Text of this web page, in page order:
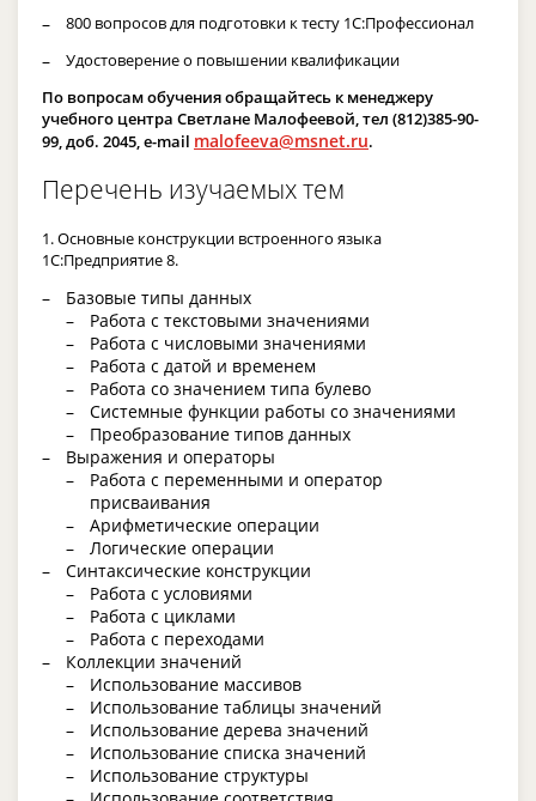
800 вопросов для подготовки к тесту 1С:Профессионал
Удостоверение о повышении квалификации
По вопросам обучения обращайтесь к менеджеру
учебного центра Светлане Малофеевой, тел (812)385-90-
99, доб. 2045, e-mail malofeeva@msnet.ru.
Перечень изучаемых тем
1. Основные конструкции встроенного языка
1С:Предприятие 8.
Базовые типы данных
Работа с текстовыми значениями
Работа с числовыми значениями
Работа с датой и временем
Работа со значением типа булево
Системные функции работы со значениями
Преобразование типов данных
Выражения и операторы
Работа с переменными и оператор
присваивания
Арифметические операции
Логические операции
Синтаксические конструкции
Работа с условиями
Работа с циклами
Работа с переходами
Коллекции значений
Использование массивов
Использование таблицы значений
Использование дерева значений
Использование списка значений
Использование структуры